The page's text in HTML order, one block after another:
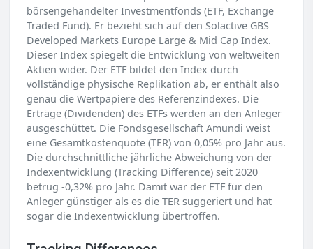
börsengehandelter Investmentfonds (ETF, Exchange
Traded Fund). Er bezieht sich auf den Solactive GBS
Developed Markets Europe Large & Mid Cap Index.
Dieser Index spiegelt die Entwicklung von weltweiten
Aktien wider. Der ETF bildet den Index durch
vollständige physische Replikation ab, er enthält also
genau die Wertpapiere des Referenzindexes. Die
Erträge (Dividenden) des ETFs werden an den Anleger
ausgeschüttet. Die Fondsgesellschaft Amundi weist
eine Gesamtkostenquote (TER) von 0,05% pro Jahr aus.
Die durchschnittliche jährliche Abweichung von der
Indexentwicklung (Tracking Difference) seit 2020
betrug -0,32% pro Jahr. Damit war der ETF für den
Anleger günstiger als es die TER suggeriert und hat
sogar die Indexentwicklung übertroffen.